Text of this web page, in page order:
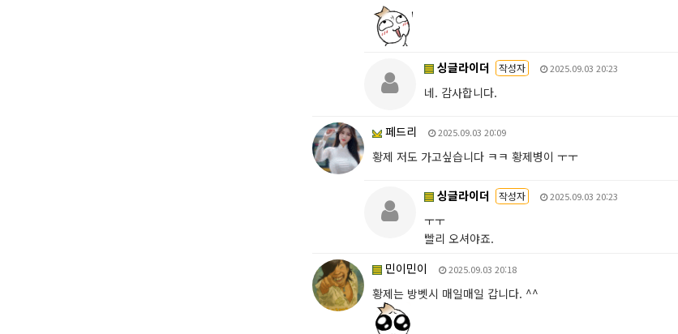
싱글라이더 작성자 2025.09.03 20:23
네. 감사합니다.
페드리 2025.09.03 20:09
황제 저도 가고싶습니다 ㅋㅋ 황제병이 ㅜㅜ
싱글라이더 작성자 2025.09.03 20:23
ㅜㅜ
빨리 오셔야죠.
민이민이
2025.09.03 20:18
황제는 방벳시 매일매일 갑니다. ^^